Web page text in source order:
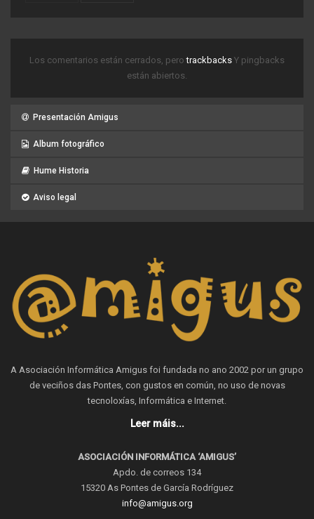
Los comentarios están cerrados, perotrackbacks Y pingbacks
están abiertos.
Presentación Amigus
Album fotográfico
Hume Historia
Aviso legal
A Asociación Informática Amigus foi fundada no ano 2002 por un grupo
de veciños das Pontes, con gustos en común, no uso de novas
tecnoloxías, Informática e Internet.
Leer máis...
ASOCIACIÓN INFORMÁTICA ‘AMIGUS’
Apdo. de correos 134
15320 As Pontes de García Rodríguez
info@amigus.org